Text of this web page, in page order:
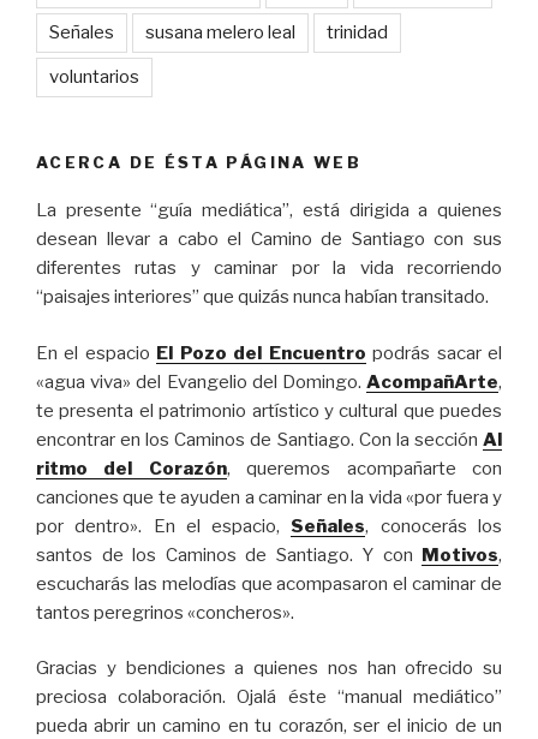
Señales susana melero leal trinidad
voluntarios
ACERCA DE ÉSTA PÁGINA WEB
La presente “guía mediática”, está dirigida a quienes
desean llevar a cabo el Camino de Santiago con sus
diferentes rutas y caminar por la vida recorriendo
“paisajes interiores” que quizás nunca habían transitado.
En el espacio El Pozo del Encuentro podrás sacar el
«agua viva» del Evangelio del Domingo. AcompañArte,
te presenta el patrimonio artístico y cultural que puedes
encontrar en los Caminos de Santiago. Con la sección Al
ritmo del Corazón, queremos acompañarte con
canciones que te ayuden a caminar en la vida «por fuera y
por dentro». En el espacio, Señales, conocerás los
santos de los Caminos de Santiago. Y con Motivos,
escucharás las melodías que acompasaron el caminar de
tantos peregrinos «concheros».
Gracias y bendiciones a quienes nos han ofrecido su
preciosa colaboración. Ojalá éste “manual mediático”
pueda abrir un camino en tu corazón, ser el inicio de un